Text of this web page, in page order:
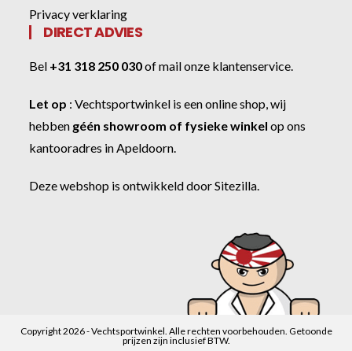
Privacy verklaring
DIRECT ADVIES
Bel +31 318 250 030ofmail onze klantenservice.
Let op :Vechtsportwinkel is een online shop, wij
hebben géén showroom of fysieke winkel op ons
kantooradres in Apeldoorn.
Deze webshop is ontwikkeld doorSitezilla.
Copyright 2026 - Vechtsportwinkel. Alle rechten voorbehouden. Getoonde
prijzen zijn inclusief BTW.